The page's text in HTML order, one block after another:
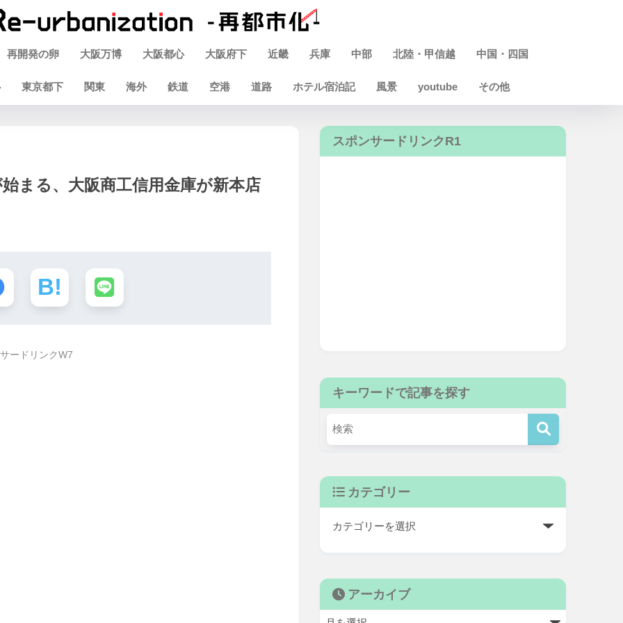
再開発の卵 大阪万博 大阪都心 大阪府下 近畿 兵庫 中部 北陸・甲信越 中国・四国
東京都下 関東 海外 鉄道 空港 道路 ホテル宿泊記 風景 youtube その他
まる、大阪商工信用金庫が新本店
ードリンクW7
スポンサードリンクR1
キーワードで記事を探す
カテゴリー
アーカイブ